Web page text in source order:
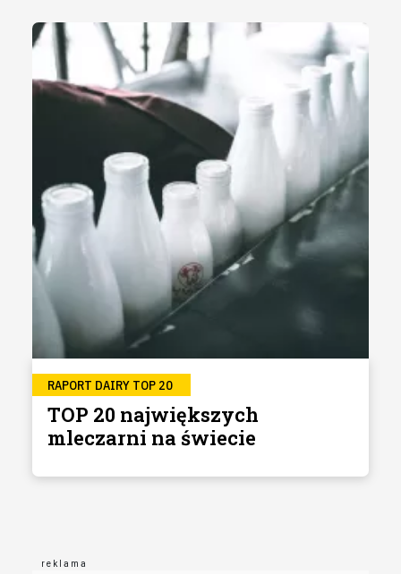
RAPORT DAIRY TOP 20
TOP 20 największych
mleczarni na świecie